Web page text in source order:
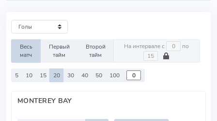
Весь
матч
Первый
тайм
Второй
тайм
На интервале с по
5 10 15 20 30 40 50 100
MONTEREY BAY